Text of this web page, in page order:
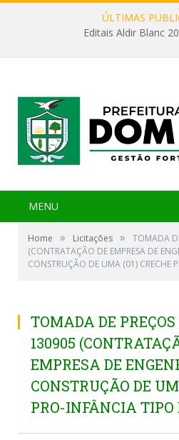
ÚLTIMAS
Editais Aldir Blanc
MENU
Home » Licitações »
TOMADA
(CONTRATAÇÃO DE EMPRESA DE
CONSTRUÇÃO DE UMA (01) CRECHE
TOMADA DE
130905
EMPRESA DE
CONSTRUÇÃO DE
PRO-INFÂNCIA TIPO